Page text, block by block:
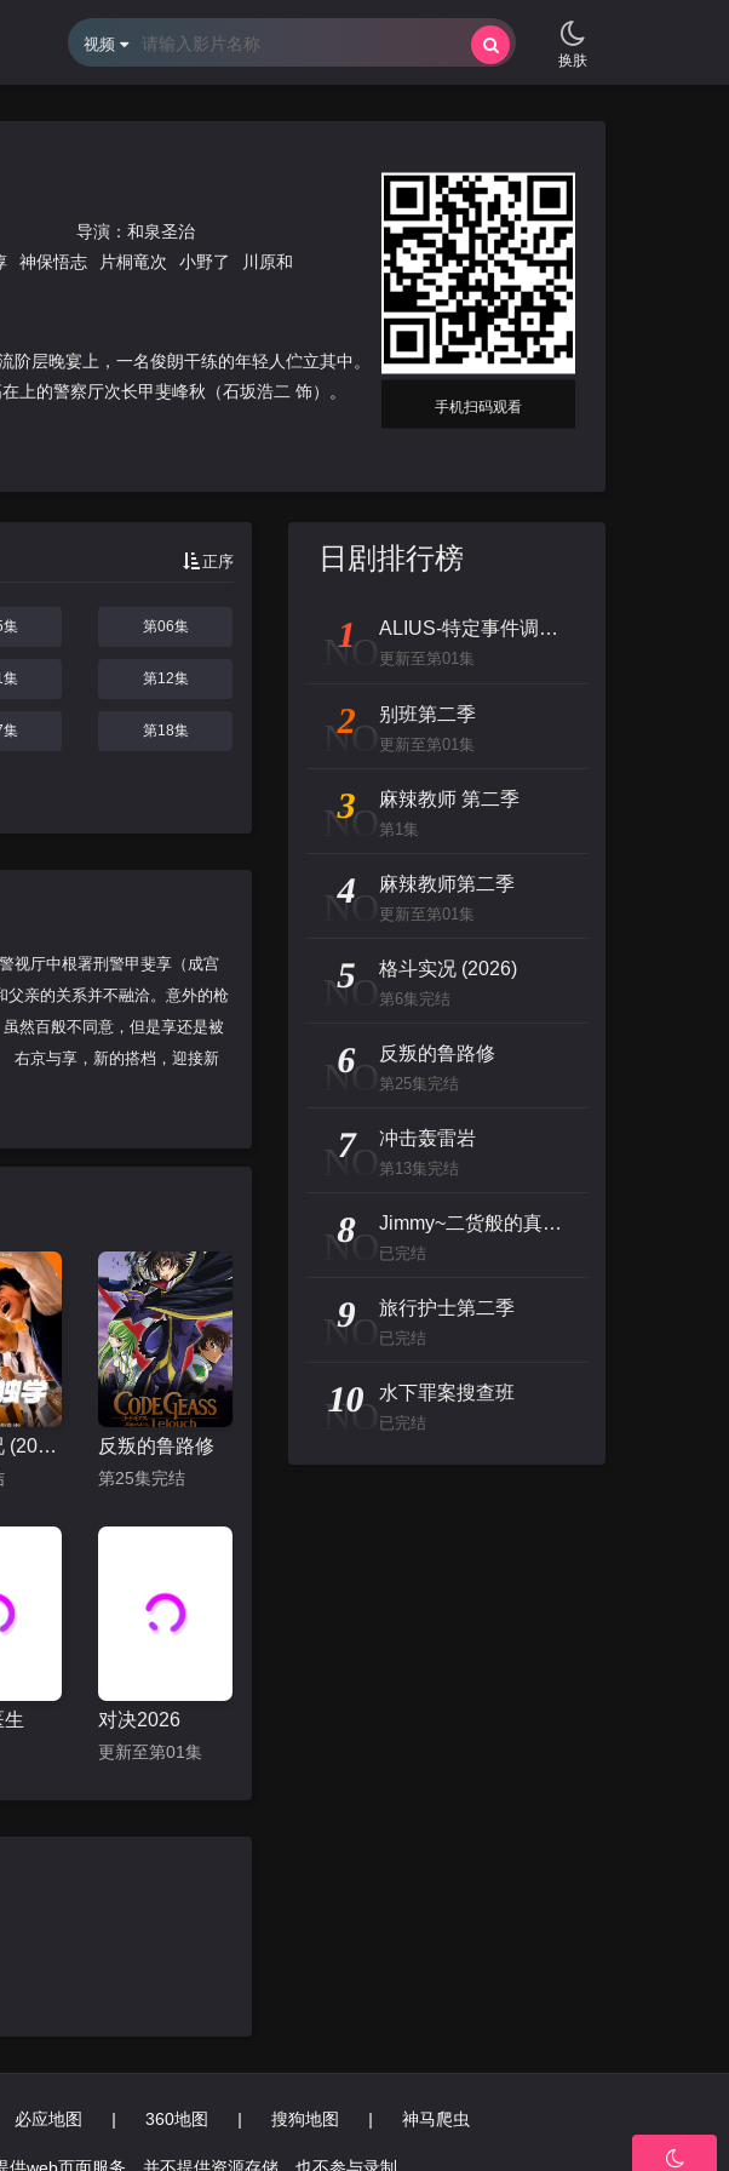
体育直播 留言
换肤
视频
导演：和泉圣治
神保悟志 片桐竜次 小野了
川原和
层晚宴上，一名俊朗干练的年轻人伫立其中。
上的警察厅次长甲斐峰秋（石坂浩二 饰）。
手机扫码观看
正序
集 第06集
集 第12集
集 第18集
视厅中根署刑警甲斐享（成宫
父亲的关系并不融洽。意外的枪
然百般不同意，但是享还是被
右京与享，新的搭档，迎接新
格斗实况 (2026) 反叛的鲁路修
第25集完结
生 对决2026
更新至第01集
日剧排行榜
NO
1 ALIUS-特定事件调查档案-
更新至第01集
NO
2 别班第二季
更新至第01集
NO
3 麻辣教师 第二季
第1集
NO
4 麻辣教师第二季
更新至第01集
NO
5 格斗实况 (2026)
第6集完结
NO
6 反叛的鲁路修
第25集完结
NO
7 冲击轰雷岩
第13集完结
NO
8 Jimmy~二货般的真实故事~
已完结
NO
9 旅行护士第二季
已完结
NO
10 水下罪案搜查班
已完结
必应地图 | 360地图 | 搜狗地图 | 神马爬虫